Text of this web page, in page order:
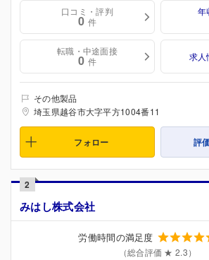
口コミ・評判
0 件
年
転職・中途面接
0 件 求人
その他製品
埼玉県越谷市大字平方1004番11
フォロー 評
2
みはし株式会社
労働時間の満足度
（総合評価 ★ 2.3）